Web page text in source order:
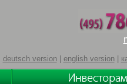
deutsch version| english version|